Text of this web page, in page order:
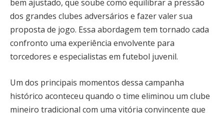
bem ajustado, que soube como equilibrar a pressão
dos grandes clubes adversários e fazer valer sua
proposta de jogo. Essa abordagem tem tornado cada
confronto uma experiência envolvente para
torcedores e especialistas em futebol juvenil.
Um dos principais momentos dessa campanha
histórico aconteceu quando o time eliminou um clube
mineiro tradicional com uma vitória convincente que